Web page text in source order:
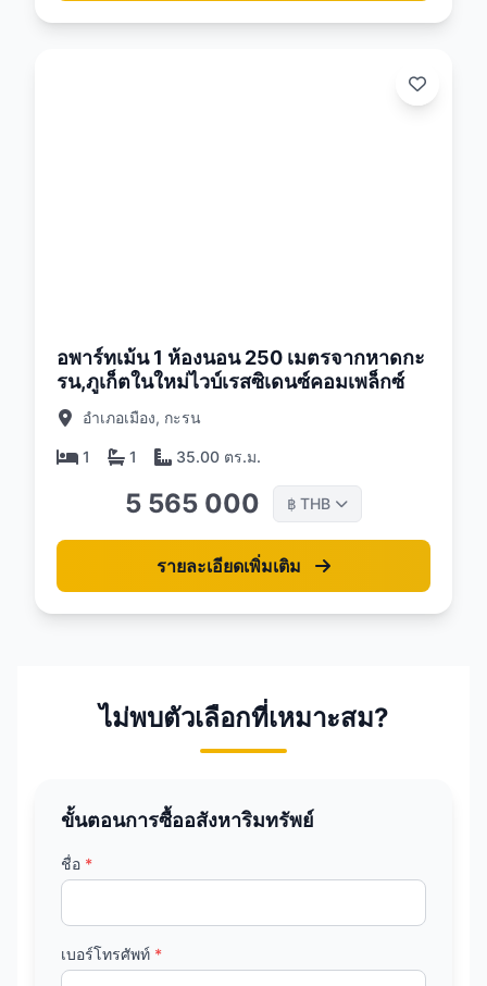
อพาร์ทเม้น 1 ห้องนอน 250 เมตรจากหาดกะ
รน,ภูเก็ตในใหม่ไวบ์เรสซิเดนซ์คอมเพล็กซ์
อำเภอเมือง, กะรน
1 1 35.00 ตร.ม.
5 565 000 ฿ THB
รายละเอียดเพิ่มเติม
ไม่พบตัวเลือกที่เหมาะสม?
ขั้นตอนการซื้ออสังหาริมทรัพย์
ชื่อ *
เบอร์โทรศัพท์ *